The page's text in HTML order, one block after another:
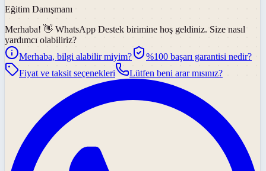
Eğitim Danışmanı
Merhaba! 👋 WhatsApp Destek birimine hoş geldiniz. Size nasıl
yardımcı olabiliriz?
Merhaba, bilgi alabilir miyim?
%100 başarı garantisi nedir?
Fiyat ve taksit seçenekleri
Lütfen beni arar mısınız?